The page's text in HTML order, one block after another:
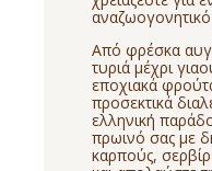
αναζωογονητικό
Από φρέσκα
τυριά μέχρι
εποχιακά
προσεκτικά
ελληνική
πρωινό σας με
καρπούς,